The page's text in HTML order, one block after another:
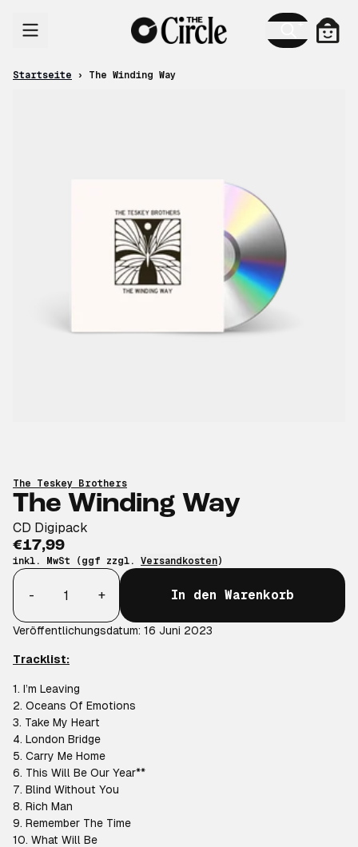
Startseite › The Winding Way
The Teskey Brothers
The Winding Way
CD Digipack
€17,99
inkl. MwSt (ggf zzgl. Versandkosten)
Anzahl
-
+ In den Warenkorb
Veröffentlichungsdatum: 16 Juni 2023
Tracklist:
1. I’m Leaving
2. Oceans Of Emotions
3. Take My Heart
4. London Bridge
5. Carry Me Home
6. This Will Be Our Year**
7. Blind Without You
8. Rich Man
9. Remember The Time
10. What Will Be